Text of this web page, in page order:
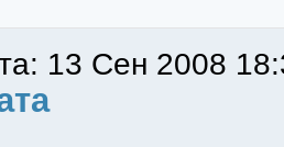
13 Сен 2008